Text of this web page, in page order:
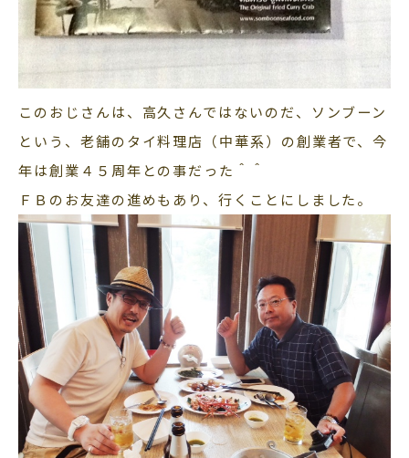
このおじさんは、高久さんではないのだ、ソンブーン
という、老舗のタイ料理店（中華系）の創業者で、今
年は創業４５周年との事だった＾＾
ＦＢのお友達の進めもあり、行くことにしました。